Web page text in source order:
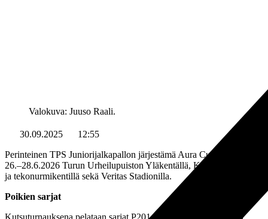
Valokuva: Juuso Raali.
30.09.2025
12:55
Perinteinen TPS Juniorijalkapallon järjestämä Aura Cup pelataan
26.–28.6.2026 Turun Urheilupuiston Yläkentällä, Kupittaan nurmi-
ja tekonurmikentillä sekä Veritas Stadionilla.
Poikien sarjat
Kutsuturnauksena pelataan sarjat P2014 Elite, P2015 Elite sekä